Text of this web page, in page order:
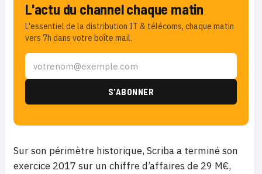
L'actu du channel chaque matin
L'essentiel de la distribution IT & télécoms, chaque matin
vers 7h dans votre boîte mail.
Sur son périmètre historique, Scriba a terminé son
exercice 2017 sur un chiffre d’affaires de 29 M€,